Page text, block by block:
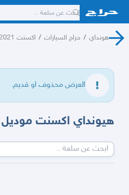
هونداي / حراج السيارات / اكسنت 2021
العرض محذوف او قديم.
هيونداي اكسنت موديل 2021